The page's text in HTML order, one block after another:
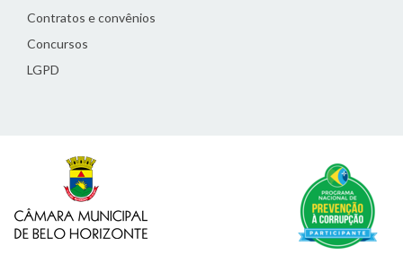
Contratos e convênios
Concursos
LGPD